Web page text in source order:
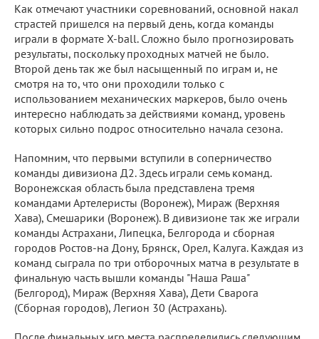
Как отмечают участники соревнований, основной накал
страстей пришелся на первый день, когда команды
играли в формате Х-ball. Сложно было прогнозировать
результаты, поскольку проходных матчей не было.
Второй день так же был насыщенный по играм и, не
смотря на то, что они проходили только с
использованием механических маркеров, было очень
интересно наблюдать за действиями команд, уровень
которых сильно подрос относительно начала сезона.
Напомним, что первыми вступили в соперничество
команды дивизиона Д2. Здесь играли семь команд.
Воронежская область была представлена тремя
командами Артелеристы (Воронеж), Мираж (Верхняя
Хава), Смешарики (Воронеж). В дивизионе так же играли
команды Астрахани, Липецка, Белгорода и сборная
городов Ростов-на Дону, Брянск, Орел, Калуга. Каждая из
команд сыграла по три отборочных матча в результате в
финальную часть вышли команды "Наша Раша"
(Белгород), Мираж (Верхняя Хава), Дети Сварога
(Сборная городов), Легион 30 (Астрахань).